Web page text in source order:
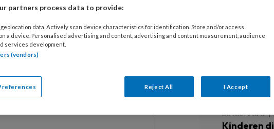
lezen?
lees 2 artikelen gratis per maand
Lees
30 JULI 2026
Kinderen
partners process data to provide:
data. Actively scan device characteristics for identification. Store and/or access
a device. Personalised advertising and content, advertising and content measurement, audience
services development.
(vendors)
Reject All I Accept